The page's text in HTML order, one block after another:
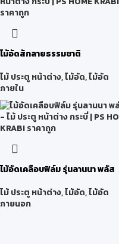
ไม้อัดสักลายธรรมชาติ
ไม้ ประตู หน้าต่าง,ไม้อัด,ไม้อัด
ภายใน
ไม้อัดเคลือบฟิล์ม รุ่นลานนา พลัส
ไม้ ประตู หน้าต่าง,ไม้อัด,ไม้อัด
ภายนอก